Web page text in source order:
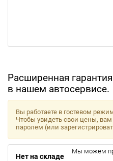
Расширенная
в нашем автосервисе.
Вы работаете в гостевом
Чтобы увидеть свои цены,
паролем (или
Нет на складе
Мы можем